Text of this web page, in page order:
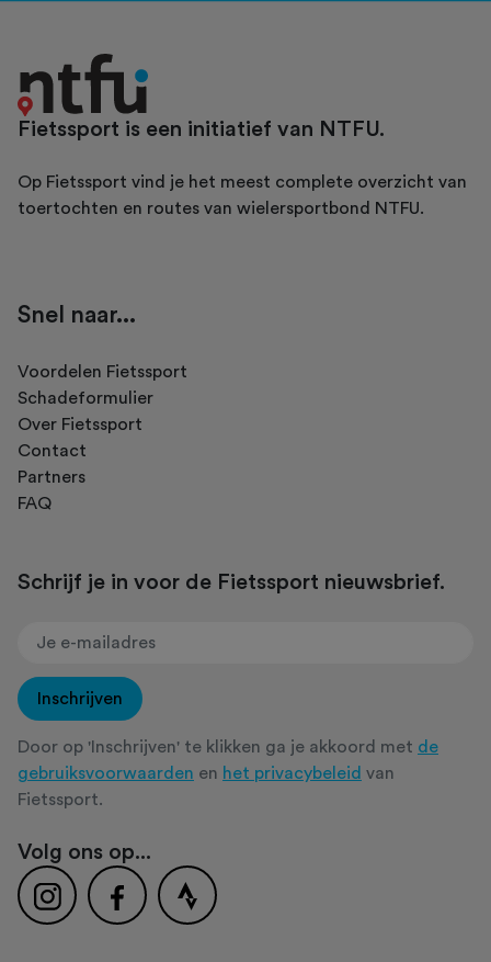
Fietssport is een initiatief van NTFU.
Op Fietssport vind je het meest complete overzicht van
toertochten en routes van wielersportbond NTFU.
Snel naar...
Voordelen Fietssport
Schadeformulier
Over Fietssport
Contact
Partners
FAQ
Schrijf je in voor de Fietssport nieuwsbrief.
Inschrijven
Door op 'Inschrijven' te klikken ga je akkoord met de
gebruiksvoorwaarden en het privacybeleid van
Fietssport.
Volg ons op...